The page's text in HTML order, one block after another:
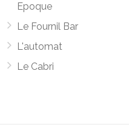
Epoque
Le Fournil Bar
L'automat
Le Cabri